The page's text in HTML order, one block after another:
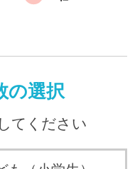
の選択
てください